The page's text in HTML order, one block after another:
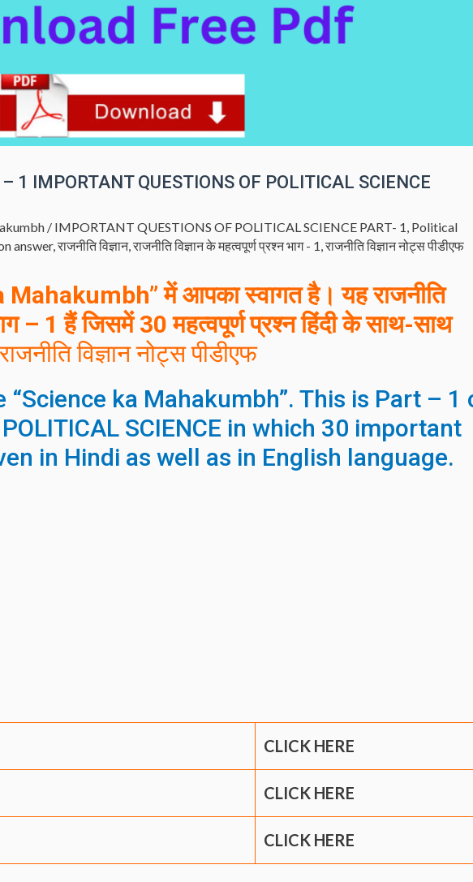
– 1 IMPORTANT QUESTIONS OF POLITICAL SCIENCE
/ IMPORTANT QUESTIONS OF POLITICAL SCIENCE PART- 1, Political
answer,राजनीति विज्ञान,राजनीति विज्ञान के महत्वपूर्ण प्रश्न भाग - 1,राजनीति विज्ञान नोट्स पीडीएफ
Mahakumbh” में आपका स्वागत है। यहराजनीति
– 1 हैं जिसमें 30 महत्वपूर्ण प्रश्नहिंदीके साथ-साथ
विज्ञान नोट्स पीडीएफ
ka Mahakumbh”. This is Part – 1
SCIENCE in which 30 important
in Hindi as well as in English language.
CLICK HERE
CLICK HERE
CLICK HERE